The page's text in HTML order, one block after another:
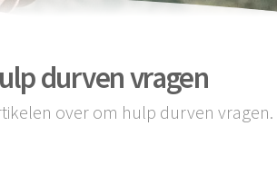
durven vragen
over om hulp durven vragen.